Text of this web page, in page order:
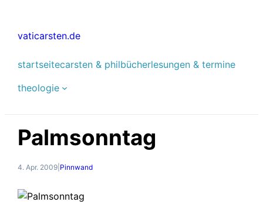
springen
vaticarsten.de
startseitecarsten & philbücherlesungen & termine
theologie
Palmsonntag
4. Apr. 2009 Pinnwand